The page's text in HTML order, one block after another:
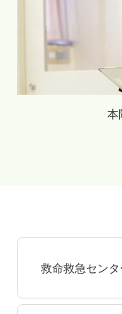
本
救命救急センタ